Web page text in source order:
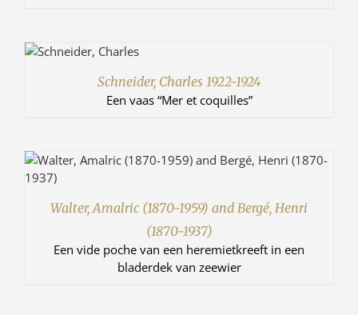
Schneider, Charles 1922-1924
Een vaas “Mer et coquilles”
Walter, Amalric (1870-1959) and Bergé, Henri
(1870-1937)
Een vide poche van een heremietkreeft in een
bladerdek van zeewier